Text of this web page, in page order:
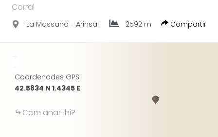
Corral
La Massana - Arinsal 2592 m Compartir
Coordenades GPS:
42.5834 N 1.4345 E
Com anar-hi?